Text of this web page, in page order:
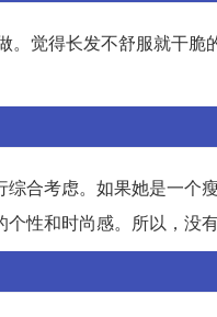
觉得长发不舒服就干
合考虑。如果她是一个
性和时尚感。所以，没